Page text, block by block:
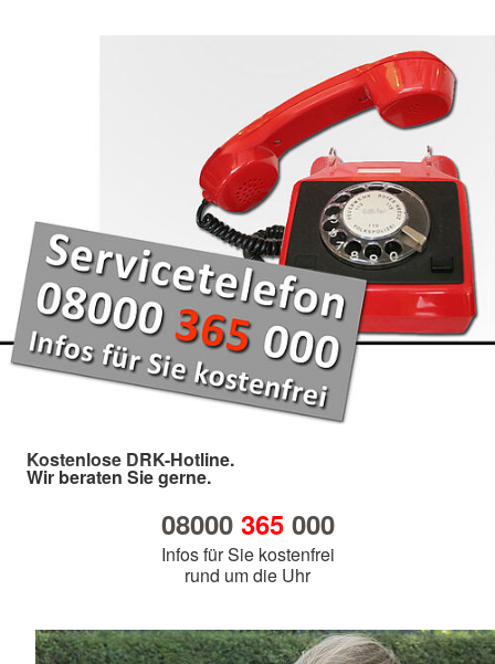
Kostenlose DRK-Hotline.
Wir beraten Sie gerne.
08000 365000
Infos für Sie kostenfrei
rund um die Uhr